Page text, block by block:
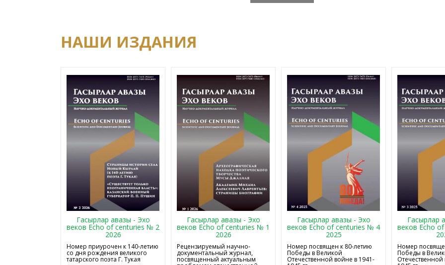
НАШИ ИЗДАНИЯ
Гасырлар авазы - Эхо
веков Echo of centuries № 2
2026
Номер приурочен к 140-летию
со дня рождения великого
татарского поэта Г. Тукая
Гасырлар авазы - Эхо
веков Echo of centuries № 1
2026
Рецензируемый научно-
документальный журнал,
посвященный актуальным
Гасырлар авазы - Эхо
веков Echo of centuries № 4
2025
Номер посвящен к 80-летию
Победы в Великой
Отечественной войне в 1941-
Гасырлар
веков Echo
Номер
Победы в